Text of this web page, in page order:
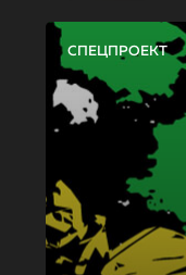
СПЕЦПРОЕКТ